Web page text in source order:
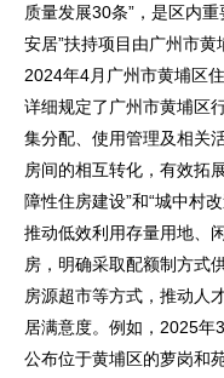
质量发展30条”，是区内
安居”扶持项目由广州市黄
2024年4月广州市黄埔区
详细规定了广州市黄埔区
集分配、使用管理及相关
房间的相互转化，有效拓
障性住房建设”和“城中村
推动低效利用存量用地、
房，明确采取配额制方式
房源超市等方式，推动人
居满意度。例如，2025
公布位于黄埔区的萝岗和